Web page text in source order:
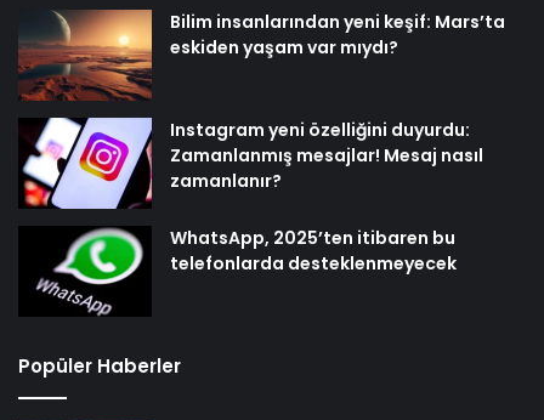
Bilim insanlarından yeni keşif: Mars’ta
eskiden yaşam var mıydı?
Instagram yeni özelliğini duyurdu:
Zamanlanmış mesajlar! Mesaj nasıl
zamanlanır?
WhatsApp, 2025’ten itibaren bu
telefonlarda desteklenmeyecek
Popüler Haberler